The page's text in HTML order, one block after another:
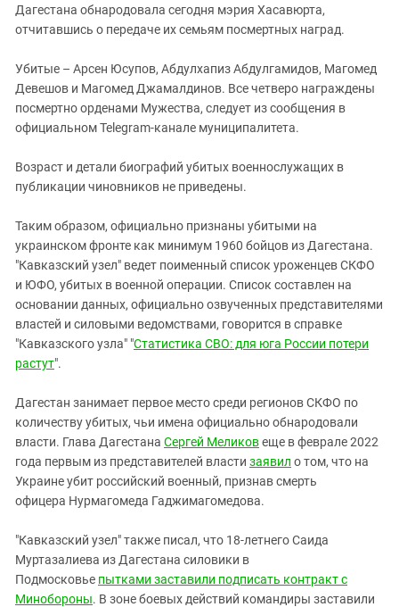
Дагестана обнародовала сегодня мэрия Хасавюрта,
отчитавшись о передаче их семьям посмертных наград.
Убитые – Арсен Юсупов, Абдулхапиз Абдулгамидов, Магомед
Девешов и Магомед Джамалдинов. Все четверо награждены
посмертно орденами Мужества, следует из сообщения в
официальном Telegram-канале муниципалитета.
Возраст и детали биографий убитых военнослужащих в
публикации чиновников не приведены.
Таким образом, официально признаны убитыми на
украинском фронте как минимум 1960 бойцов из Дагестана.
"Кавказский узел" ведет поименный список уроженцев СКФО
и ЮФО, убитых в военной операции. Список составлен на
основании данных, официально озвученных представителями
властей и силовыми ведомствами, говорится в справке
"Кавказского узла" "Статистика СВО: для юга России потери
растут".
Дагестан занимает первое место среди регионов СКФО по
количеству убитых, чьи имена официально обнародовали
власти. Глава Дагестана Сергей Меликовеще в феврале 2022
года первым из представителей власти заявил о том, что на
Украине убит российский военный, признав смерть
офицера Нурмагомеда Гаджимагомедова.
"Кавказский узел" также писал, что 18-летнего Саида
Муртазалиева из Дагестана силовики в
Подмосковье пытками заставили подписать контракт с
Минобороны. В зоне боевых действий командиры заставили